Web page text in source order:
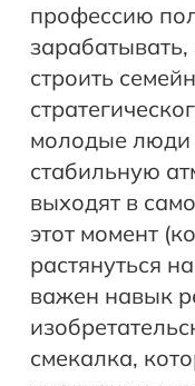
профессию
зарабатывать,
строить
молодые люди
стабильную
выходят в
этот момент
растянуться
важен навык
смекалка,